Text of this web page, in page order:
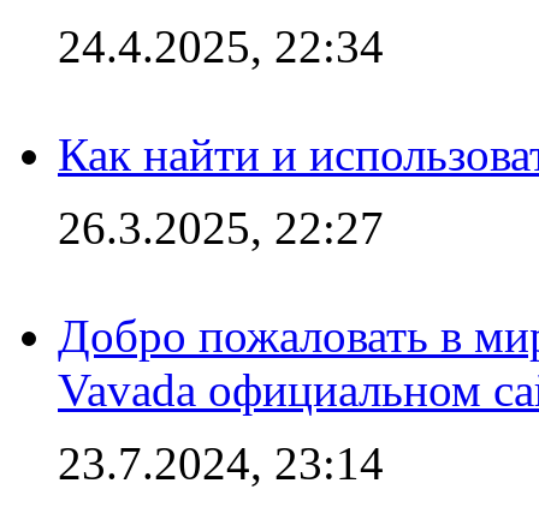
24.4.2025, 22:34
Как найти и
26.3.2025, 22:27
Добро пожаловать в
Vavada официальном
23.7.2024, 23:14